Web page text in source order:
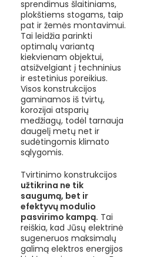
sprendimus šlaitiniams,
plokštiems stogams, taip
pat ir žemės montavimui.
Tai leidžia parinkti
optimalų variantą
kiekvienam objektui,
atsižvelgiant į techninius
ir estetinius poreikius.
Visos konstrukcijos
gaminamos iš tvirtų,
korozijai atsparių
medžiagų, todėl tarnauja
daugelį metų net ir
sudėtingomis klimato
sąlygomis.
Tvirtinimo konstrukcijos
užtikrina ne tik
saugumą, bet ir
efektyvų modulio
pasvirimo kampą. Tai
reiškia, kad Jūsų elektrinė
sugeneruos maksimalų
galimą elektros energijos